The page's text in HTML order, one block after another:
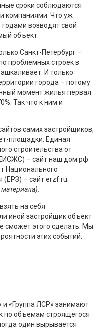
сроки соблюдаются
компаниями. Что уж
годами возводят свой
объект.
Санкт-Петербург –
проблемных строек в
И только
города – потому
момент жилья первая
Так что к ним и
самих застройщиков,
площадки: Единая
строительства от
– сайт наш.дом.рф
Национального
– сайт erzf.ru.
на себя
иной застройщик объект
сможет этого сделать. Мы
этих событий.
и «Группа ЛСР» занимают
по объемам строящегося
один вырывается